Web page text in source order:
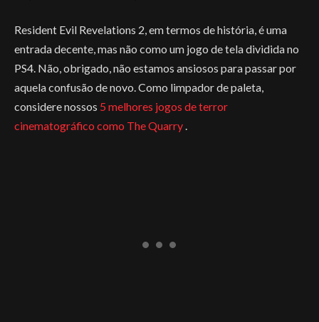
Resident Evil Revelations 2, em termos de história, é uma
entrada decente, mas não como um jogo de tela dividida no
PS4. Não, obrigado, não estamos ansiosos para passar por
aquela confusão de novo. Como limpador de paleta,
considere nossos 5 melhores jogos de terror
cinematográfico como The Quarry